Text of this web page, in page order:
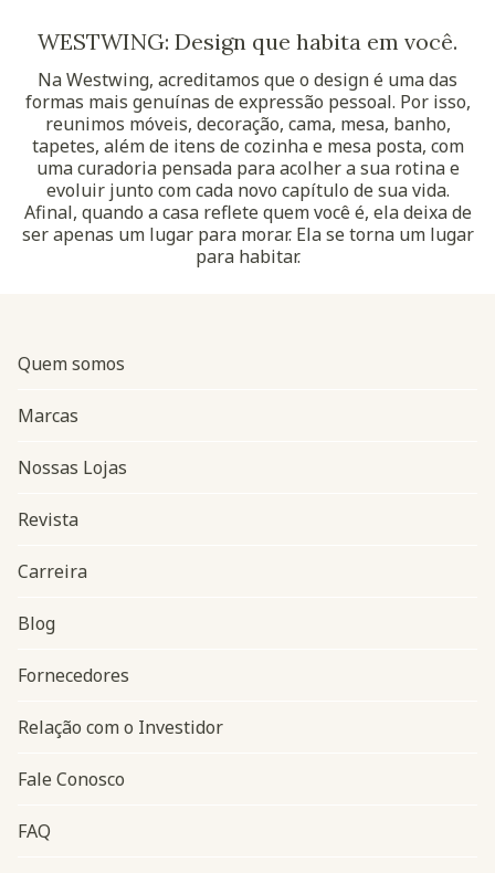
WESTWING: Design que habita em você.
Na Westwing, acreditamos que o design é uma das
formas mais genuínas de expressão pessoal. Por isso,
reunimos móveis, decoração, cama, mesa, banho,
tapetes, além de itens de cozinha e mesa posta, com
uma curadoria pensada para acolher a sua rotina e
evoluir junto com cada novo capítulo de sua vida.
Afinal, quando a casa reflete quem você é, ela deixa de
ser apenas um lugar para morar. Ela se torna um lugar
para habitar.
Navegação do rodapé
Quem somos
Marcas
Nossas Lojas
Revista
Carreira
Blog
Fornecedores
Relação com o Investidor
Fale Conosco
FAQ